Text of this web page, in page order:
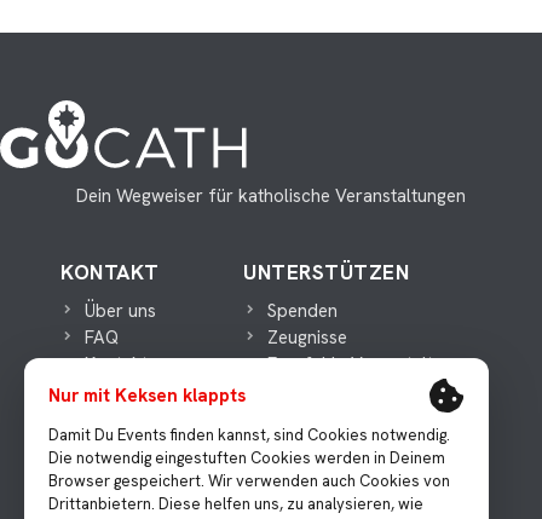
Dein Wegweiser für katholische Veranstaltungen
KONTAKT
Über uns
FAQ
Kontakt
UNTERSTÜTZEN
Spenden
Zeugnisse
Empfehle Veranstaltungen
WICHTIGES
Datenschutz
Impressum
MEDIEN
Presse
Instagram
Nur mit Keksen klappts
Damit Du Events finden kannst, sind Cookies notwendig.
Die notwendig eingestuften Cookies werden in Deinem
Browser gespeichert. Wir verwenden auch Cookies von
Drittanbietern. Diese helfen uns, zu analysieren, wie